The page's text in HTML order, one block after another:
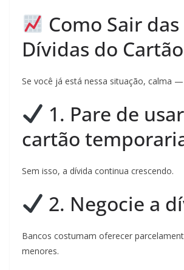
Como Sair das
Dívidas do Cartão
Se você já está nessa situação, calma
1. Pare de
cartão
Sem isso, a dívida continua crescendo.
2. Negocie a
Bancos costumam oferecer
menores.